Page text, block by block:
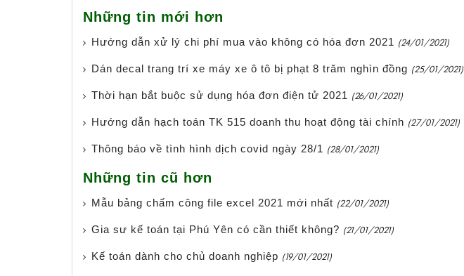
Những tin mới hơn
Hướng dẫn xử lý chi phí mua vào không có hóa đơn 2021 (24/01/2021)
Dán decal trang trí xe máy xe ô tô bị phạt 8 trăm nghìn đồng (25/01/2021)
Thời hạn bắt buộc sử dụng hóa đơn điện tử 2021 (26/01/2021)
Hướng dẫn hạch toán TK 515 doanh thu hoạt động tài chính (27/01/2021)
Thông báo về tình hình dịch covid ngày 28/1 (28/01/2021)
Những tin cũ hơn
Mẫu bảng chấm công file excel 2021 mới nhất (22/01/2021)
Gia sư kế toán tại Phú Yên có cần thiết không? (21/01/2021)
Kế toán dành cho chủ doanh nghiệp (19/01/2021)